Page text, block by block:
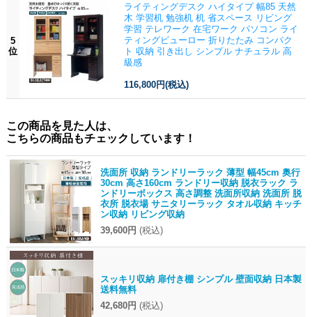
5
位
ライティングデスク ハイタイプ 幅85 天然
木 学習机 勉強机 机 省スペース リビング
学習 テレワーク 在宅ワーク パソコン ライ
ティングビューロー 折りたたみ コンパク
ト 収納 引き出し シンプル ナチュラル 高
級感
116,800円(税込)
この商品を見た人は、
こちらの商品もチェックしています！
洗面所 収納 ランドリーラック 薄型 幅45cm 奥行
30cm 高さ160cm ランドリー収納 脱衣ラック ラ
ンドリーボックス 高さ調整 洗面所収納 洗面所 脱
衣所 脱衣場 サニタリーラック タオル収納 キッチ
ン収納 リビング収納
39,600円 (税込)
スッキリ収納 扉付き棚 シンプル 壁面収納 日本製
送料無料
42,680円 (税込)